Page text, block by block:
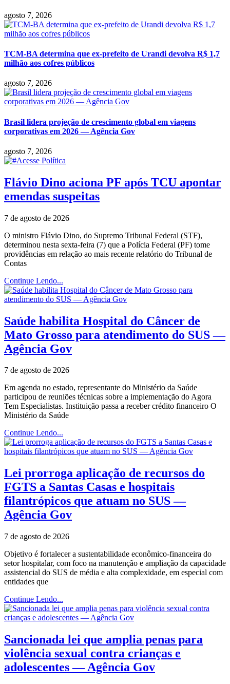
agosto 7, 2026
TCM-BA determina que ex-prefeito de Urandi devolva R$ 1,7
milhão aos cofres públicos
agosto 7, 2026
Brasil lidera projeção de crescimento global em viagens
corporativas em 2026 — Agência Gov
agosto 7, 2026
Flávio Dino aciona PF após TCU apontar
emendas suspeitas
7 de agosto de 2026
O ministro Flávio Dino, do Supremo Tribunal Federal (STF),
determinou nesta sexta-feira (7) que a Polícia Federal (PF) tome
providências em relação ao mais recente relatório do Tribunal de
Contas
Continue Lendo...
Saúde habilita Hospital do Câncer de
Mato Grosso para atendimento do SUS —
Agência Gov
7 de agosto de 2026
Em agenda no estado, representante do Ministério da Saúde
participou de reuniões técnicas sobre a implementação do Agora
Tem Especialistas. Instituição passa a receber crédito financeiro O
Ministério da Saúde
Continue Lendo...
Lei prorroga aplicação de recursos do
FGTS a Santas Casas e hospitais
filantrópicos que atuam no SUS —
Agência Gov
7 de agosto de 2026
Objetivo é fortalecer a sustentabilidade econômico-financeira do
setor hospitalar, com foco na manutenção e ampliação da capacidade
assistencial do SUS de média e alta complexidade, em especial com
entidades que
Continue Lendo...
Sancionada lei que amplia penas para
violência sexual contra crianças e
adolescentes — Agência Gov